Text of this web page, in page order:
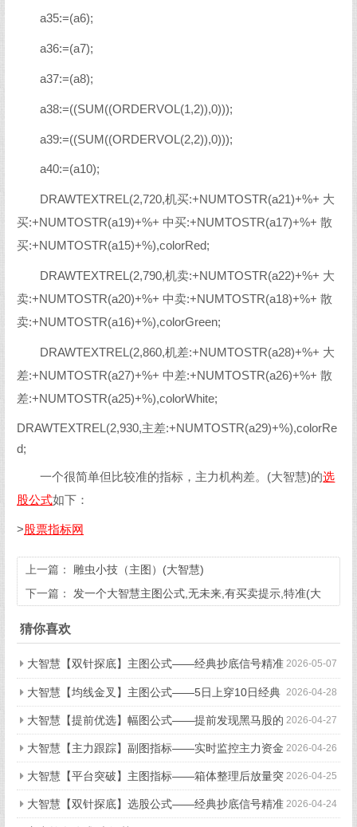
a35:=(a6);
a36:=(a7);
a37:=(a8);
a38:=((SUM((ORDERVOL(1,2)),0)));
a39:=((SUM((ORDERVOL(2,2)),0)));
a40:=(a10);
DRAWTEXTREL(2,720,机买:+NUMTOSTR(a21)+%+ 大
买:+NUMTOSTR(a19)+%+ 中买:+NUMTOSTR(a17)+%+ 散
买:+NUMTOSTR(a15)+%),colorRed;
DRAWTEXTREL(2,790,机卖:+NUMTOSTR(a22)+%+ 大
卖:+NUMTOSTR(a20)+%+ 中卖:+NUMTOSTR(a18)+%+ 散
卖:+NUMTOSTR(a16)+%),colorGreen;
DRAWTEXTREL(2,860,机差:+NUMTOSTR(a28)+%+ 大
差:+NUMTOSTR(a27)+%+ 中差:+NUMTOSTR(a26)+%+ 散
差:+NUMTOSTR(a25)+%),colorWhite;
DRAWTEXTREL(2,930,主差:+NUMTOSTR(a29)+%),colorRe
d;
一个很简单但比较准的指标，主力机构差。(大智慧)的选
股公式如下：
>股票指标网
上一篇： 雕虫小技（主图）(大智慧)
下一篇： 发一个大智慧主图公式,无未来,有买卖提示,特准(大
猜你喜欢
2026-05-07
大智慧【双针探底】主图公式——经典抄底信号精准
识别（无未来函数） 2026-04-28
大智慧【均线金叉】主图公式——5日上穿10日经典
买入信号（无未来函数） 2026-04-27
大智慧【提前优选】幅图公式——提前发现黑马股的
秘密武器（无未来函数） 2026-04-26
大智慧【主力跟踪】副图指标——实时监控主力资金
动向（无未来函数） 2026-04-25
大智慧【平台突破】主图指标——箱体整理后放量突
破精准捕捉（无未来函数） 2026-04-24
大智慧【双针探底】选股公式——经典抄底信号精准